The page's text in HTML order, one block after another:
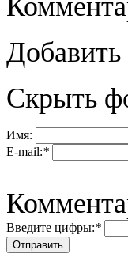
Скрыть
Имя:
E-mail:*
Введите цифры:*